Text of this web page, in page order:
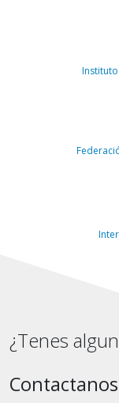
¿Tenes
Contactanos